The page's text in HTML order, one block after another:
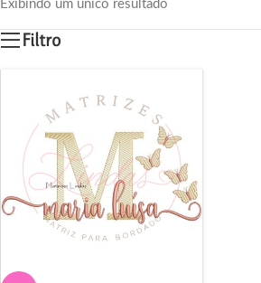
Exibindo um único resultado
Filtro